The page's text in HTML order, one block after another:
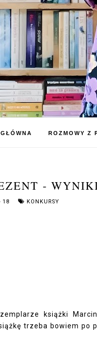
ROZMOWY Z
-
18 KONKURSY
książki
trzeba bowiem